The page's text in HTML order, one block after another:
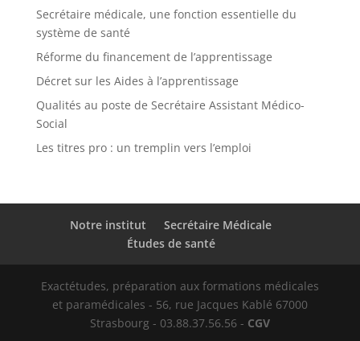
Secrétaire médicale, une fonction essentielle du
système de santé
Réforme du financement de l’apprentissage
Décret sur les Aides à l’apprentissage
Qualités au poste de Secrétaire Assistant Médico-
Social
Les titres pro : un tremplin vers l’emploi
Notre institut
Secrétaire Médicale
Études de santé
Exactétudes, préparation aux formations médicales
et paramédicales - 56, rue Jacques Kablé 67000
Strasbourg - 03.88.37.56.56 - CGV